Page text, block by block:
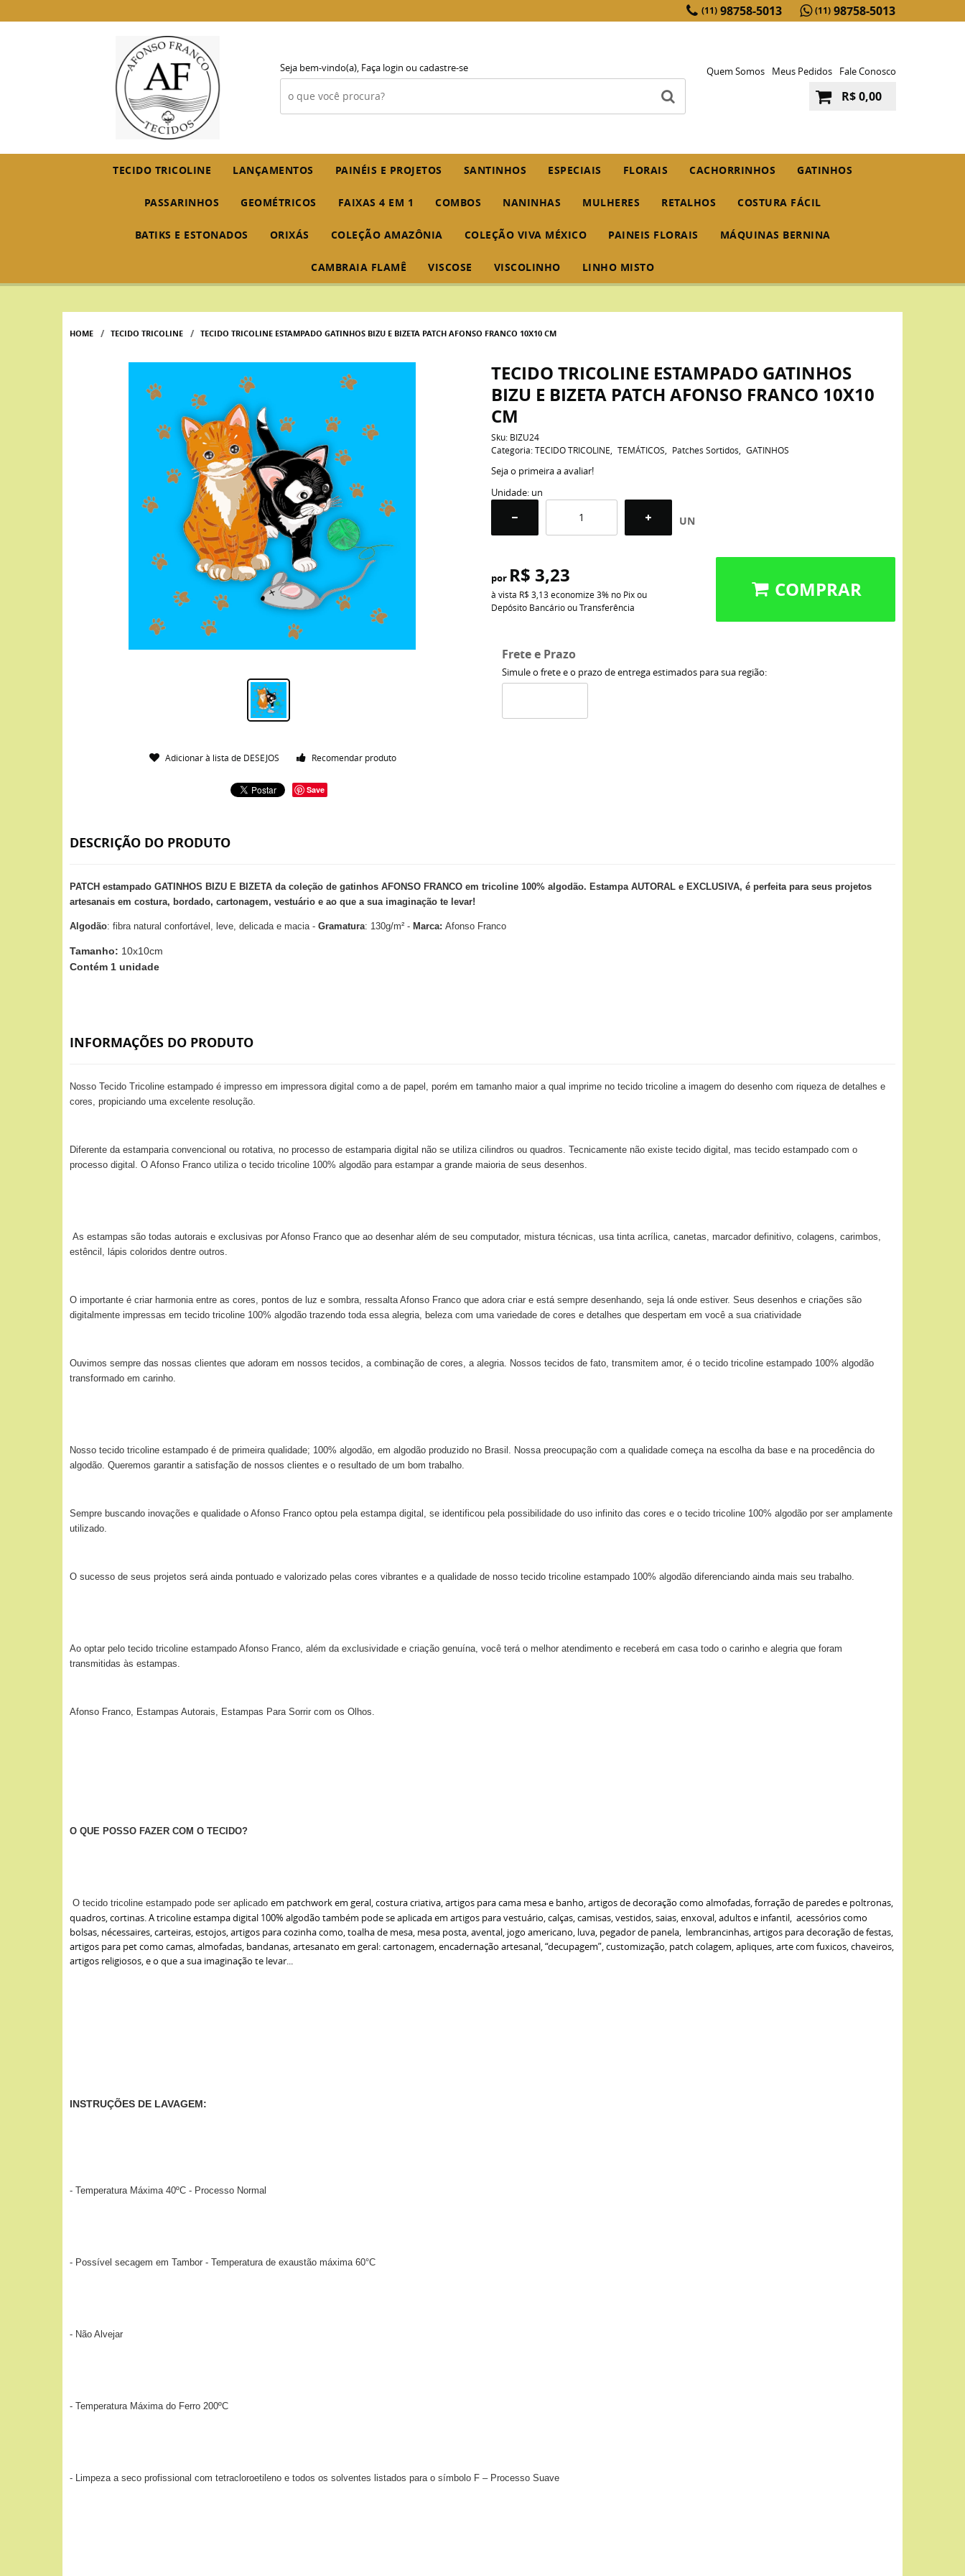
(11) 98758-5013 (11) 98758-5013
Seja bem-vindo(a), Faça login ou cadastre-se Quem Somos Meus Pedidos Fale Conosco
R$ 0,00
TECIDO TRICOLINE LANÇAMENTOS PAINÉIS E PROJETOS SANTINHOS ESPECIAIS FLORAIS CACHORRINHOS GATINHOS
PASSARINHOS GEOMÉTRICOS FAIXAS 4 EM 1 COMBOS NANINHAS MULHERES RETALHOS COSTURA FÁCIL
BATIKS E ESTONADOS ORIXÁS COLEÇÃO AMAZÔNIA COLEÇÃO VIVA MÉXICO PAINEIS FLORAIS MÁQUINAS BERNINA
CAMBRAIA FLAMÊ VISCOSE VISCOLINHO LINHO MISTO
HOME TECIDO TRICOLINE TECIDO TRICOLINE ESTAMPADO GATINHOS BIZU E BIZETA PATCH AFONSO FRANCO 10X10 CM
Adicionar à lista de DESEJOS Recomendar produto
Save
TECIDO TRICOLINE ESTAMPADO GATINHOS
BIZU E BIZETA PATCH AFONSO FRANCO 10X10
CM
Sku: BIZU24
Categoria: TECIDO TRICOLINE TEMÁTICOS Patches Sortidos GATINHOS
Seja o primeira a avaliar!
Unidade: un
UN
por R$ 3,23
à vista R$ 3,13economize3% no Pix ou
Depósito Bancário ou Transferência
COMPRAR
Frete e Prazo
Simule o frete e o prazo de entrega estimados para sua região:
DESCRIÇÃO DO PRODUTO
PATCH estampado GATINHOS BIZU E BIZETA da coleção de gatinhos AFONSO FRANCO em tricoline 100% algodão. Estampa AUTORAL e EXCLUSIVA, é perfeita para seus projetos
artesanais em costura, bordado, cartonagem, vestuário e ao que a sua imaginação te levar!
Algodão: fibra natural confortável, leve, delicada e macia - Gramatura: 130g/m² - Marca: Afonso Franco
Tamanho: 10x10cm
Contém 1 unidade
INFORMAÇÕES DO PRODUTO
Nosso Tecido Tricoline estampado é impresso em impressora digital como a de papel, porém em tamanho maior a qual imprime no tecido tricoline a imagem do desenho com riqueza de detalhes e
cores, propiciando uma excelente resolução.
Diferente da estamparia convencional ou rotativa, no processo de estamparia digital não se utiliza cilindros ou quadros. Tecnicamente não existe tecido digital, mas tecido estampado com o
processo digital. O Afonso Franco utiliza o tecido tricoline 100% algodão para estampar a grande maioria de seus desenhos.
As estampas são todas autorais e exclusivas por Afonso Franco que ao desenhar além de seu computador, mistura técnicas, usa tinta acrílica, canetas, marcador definitivo, colagens, carimbos,
estêncil, lápis coloridos dentre outros.
O importante é criar harmonia entre as cores, pontos de luz e sombra, ressalta Afonso Franco que adora criar e está sempre desenhando, seja lá onde estiver. Seus desenhos e criações são
digitalmente impressas em tecido tricoline 100% algodão trazendo toda essa alegria, beleza com uma variedade de cores e detalhes que despertam em você a sua criatividade
Ouvimos sempre das nossas clientes que adoram em nossos tecidos, a combinação de cores, a alegria. Nossos tecidos de fato, transmitem amor, é o tecido tricoline estampado 100% algodão
transformado em carinho.
Nosso tecido tricoline estampado é de primeira qualidade; 100% algodão, em algodão produzido no Brasil. Nossa preocupação com a qualidade começa na escolha da base e na procedência do
algodão. Queremos garantir a satisfação de nossos clientes e o resultado de um bom trabalho.
Sempre buscando inovações e qualidade o Afonso Franco optou pela estampa digital, se identificou pela possibilidade do uso infinito das cores e o tecido tricoline 100% algodão por ser amplamente
utilizado.
O sucesso de seus projetos será ainda pontuado e valorizado pelas cores vibrantes e a qualidade de nosso tecido tricoline estampado 100% algodão diferenciando ainda mais seu trabalho.
Ao optar pelo tecido tricoline estampado Afonso Franco, além da exclusividade e criação genuína, você terá o melhor atendimento e receberá em casa todo o carinho e alegria que foram
transmitidas às estampas.
Afonso Franco, Estampas Autorais, Estampas Para Sorrir com os Olhos.
O QUE POSSO FAZER COM O TECIDO?
O tecido tricoline estampado pode ser aplicado em patchwork em geral, costura criativa, artigos para cama mesa e banho, artigos de decoração como almofadas, forração de paredes e poltronas,
quadros, cortinas. A tricoline estampa digital 100% algodão também pode se aplicada em artigos para vestuário, calças, camisas, vestidos, saias, enxoval, adultos e infantil, acessórios como
bolsas, nécessaires, carteiras, estojos, artigos para cozinha como, toalha de mesa, mesa posta, avental, jogo americano, luva, pegador de panela, lembrancinhas, artigos para decoração de festas,
artigos para pet como camas, almofadas, bandanas, artesanato em geral: cartonagem, encadernação artesanal, “decupagem”, customização, patch colagem, apliques, arte com fuxicos, chaveiros,
artigos religiosos, e o que a sua imaginação te levar...
INSTRUÇÕES DE LAVAGEM:
- Temperatura Máxima 40ºC - Processo Normal
- Possível secagem em Tambor - Temperatura de exaustão máxima 60°C
- Não Alvejar
- Temperatura Máxima do Ferro 200ºC
- Limpeza a seco profissional com tetracloroetileno e todos os solventes listados para o símbolo F – Processo Suave